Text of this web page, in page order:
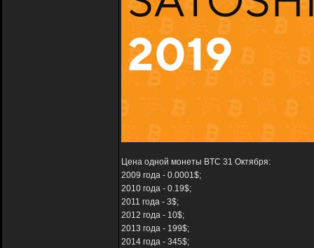
Цена одной монеты BTC 31 Октября:
2009 года - 0.0001$;
2010 года - 0.19$;
2011 года - 3$;
2012 года - 10$;
2013 года - 199$;
2014 года - 345$;